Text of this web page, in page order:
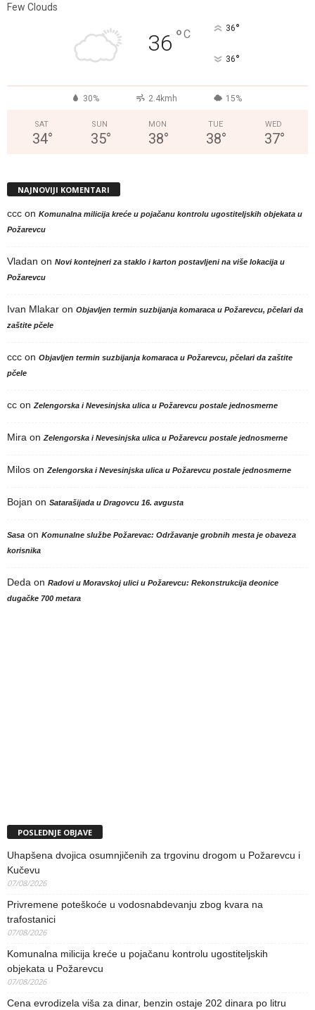
Few Clouds
36 °C 36°
36°
30% 2.4kmh 15%
SAT
34°
SUN
35°
MON
38°
TUE
38°
WED
37°
NAJNOVIJI KOMENTARI
ccc on Komunalna milicija kreće u pojačanu kontrolu ugostiteljskih objekata u
Požarevcu
Vladan on Novi kontejneri za staklo i karton postavljeni na više lokacija u
Požarevcu
Ivan Mlakar on Objavljen termin suzbijanja komaraca u Požarevcu, pčelari da
zaštite pčele
ccc on Objavljen termin suzbijanja komaraca u Požarevcu, pčelari da zaštite
pčele
cc on Zelengorska i Nevesinjska ulica u Požarevcu postale jednosmerne
Mira on Zelengorska i Nevesinjska ulica u Požarevcu postale jednosmerne
Milos on Zelengorska i Nevesinjska ulica u Požarevcu postale jednosmerne
Bojan on Satarašijada u Dragovcu 16. avgusta
Sasa on Komunalne službe Požarevac: Održavanje grobnih mesta je obaveza
korisnika
Deda on Radovi u Moravskoj ulici u Požarevcu: Rekonstrukcija deonice
dugačke 700 metara
POSLEDNJE OBJAVE
Uhapšena dvojica osumnjičenih za trgovinu drogom u Požarevcu i
Kučevu
07/08/2026
Privremene poteškoće u vodosnabdevanju zbog kvara na
trafostanici
07/08/2026
Komunalna milicija kreće u pojačanu kontrolu ugostiteljskih
objekata u Požarevcu
07/08/2026
Cena evrodizela viša za dinar, benzin ostaje 202 dinara po litru